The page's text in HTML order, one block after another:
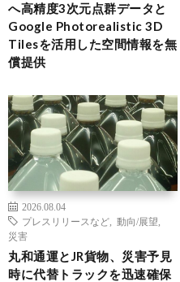
へ高精度3次元点群データと
Google Photorealistic 3D
Tilesを活用した空間情報を無
償提供
2026.08.04
プレスリリースなど
動向/展望
災害
丸和通運とJR貨物、災害予見
時に代替トラックを迅速確保